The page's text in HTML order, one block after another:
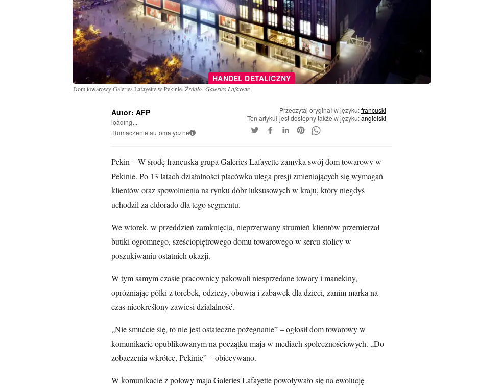
HANDEL DETALICZNY
Dom towarowy Galeries Lafayette w Pekinie. Źródło: Galeries Lafayette.
Autor: AFP
loading...
Tłumaczenie automatyczne i
Przeczytaj oryginał w języku:francuski
Ten artykuł jest dostępny także w języku:angielski
Pekin – W środę francuska grupa Galeries Lafayette zamyka swój dom towarowy w
Pekinie. Po 13 latach działalności placówka ulega presji zmieniających się wymagań
klientów oraz spowolnienia na rynku dóbr luksusowych w kraju, który niegdyś
uchodził za eldorado dla tego segmentu.
We wtorek, w przeddzień zamknięcia, nieprzerwany strumień klientów przemierzał
butiki ogromnego, sześciopiętrowego domu towarowego w sercu stolicy w
poszukiwaniu ostatnich okazji.
W tym samym czasie pracownicy pakowali niesprzedane towary i manekiny,
opróżniając półki z torebek, odzieży, obuwia i zabawek dla dzieci, zanim marka na
czas nieokreślony zawiesi działalność.
„Nie smućcie się, to nie jest ostateczne pożegnanie” – ogłosił dom towarowy w
komunikacie opublikowanym na początku maja w mediach społecznościowych. „Do
zobaczenia wkrótce, Pekinie” – obiecywano.
W komunikacie z połowy maja Galeries Lafayette powoływało się na ewolucję